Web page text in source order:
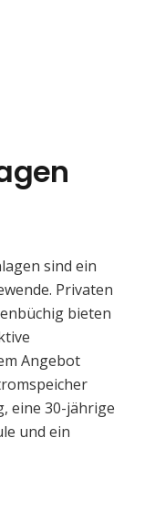
sind ein
Privaten
bieten
Angebot
eine 30-jährige
und ein